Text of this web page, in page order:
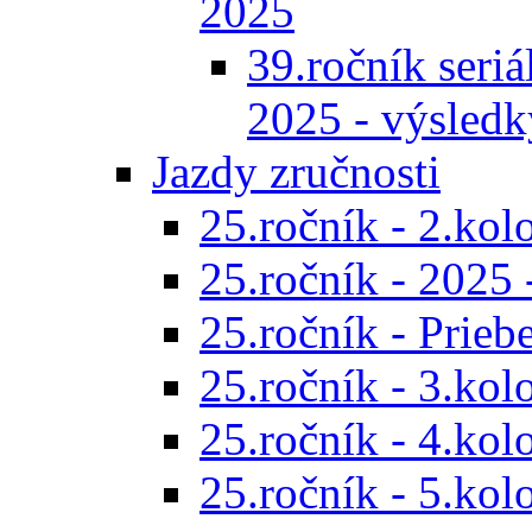
2025
39.ročník
2025 -
Jazdy zručnosti
25.ročník -
25.ročník - 2025
25.ročník -
25.ročník -
25.ročník -
25.ročník -